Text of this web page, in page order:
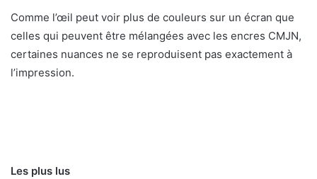
Comme l’œil peut voir plus de couleurs sur un écran que
celles qui peuvent être mélangées avec les encres CMJN,
certaines nuances ne se reproduisent pas exactement à
l’impression.
Les plus lus